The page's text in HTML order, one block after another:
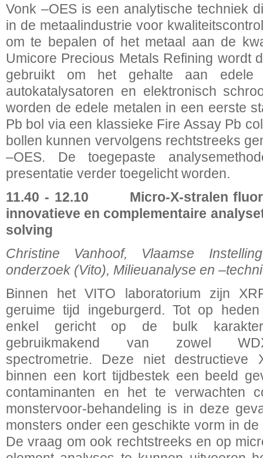
Vonk –OES is een analytische techniek
in de metaalindustrie voor
om te bepalen of het metaal aan de
Umicore Precious Metals Refining wordt
gebruikt om het gehalte aan edele
autokatalysatoren en elektronisch
worden de edele metalen in een eerste
Pb bol via een klassieke Fire Assay Pb
bollen kunnen vervolgens rechtstreeks
–OES. De toegepaste
presentatie verder toegelicht worden.
11.40 - 12.10 Micro-X-stralen
innovatieve en complementaire
solving
Christine Vanhoof, Vlaamse
onderzoek (Vito), Milieuanalyse en
Binnen het VITO laboratorium zijn
geruime tijd ingeburgerd. Tot op
enkel gericht op de bulk
gebruikmakend van zowel
spectrometrie. Deze niet destructieve
binnen een kort tijdbestek een beeld
contaminanten en het te verwachten
monstervoor-behandeling is in deze
monsters onder een geschikte vorm in
De vraag om ook rechtstreeks en op